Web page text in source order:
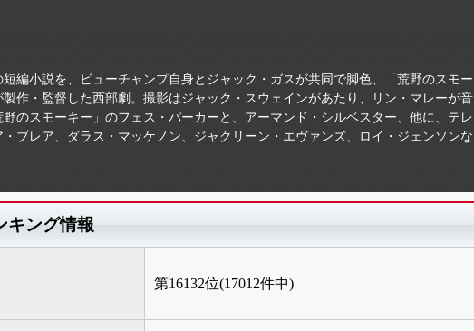
編小説を、ビューチャンプ自身とジャック・ガスが共同で脚色、「荒野のスモー
作・監督した西部劇。撮影はジャック・スウェインがあたり、リン・マレーが音
のスモーキー」のフェス・パーカーと、アーマンド・シルベスター、他に、テレ
ブレア、ダラス・マッケノン、ジャクリーン・エヴァンズ、ロイ・ジェンソンな
キング情報
第16132位(17012件中)